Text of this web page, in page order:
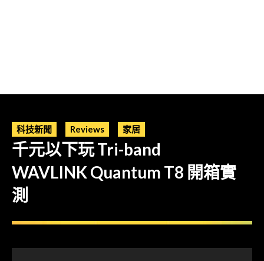
科技新聞 Reviews 家居
千元以下玩 Tri-band
WAVLINK Quantum T8 開箱實
測